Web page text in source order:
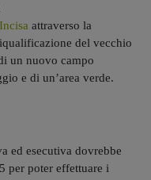
attraverso la
del vecchio
un nuovo campo
e di un’area verde.
ed esecutiva dovrebbe
per poter effettuare i